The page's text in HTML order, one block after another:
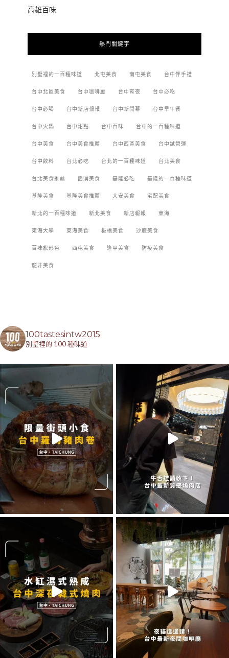
高雄百味
熱門關鍵字
別墅裡的一百種味道 北屯美食 南屯美食 台中伴手禮
台中北區美食 台中咖啡廳 台中宵夜 台中必吃
台中必喝 台中新店報報 台中新開幕 台中早午餐
台中火鍋 台中甜點 台中百味 台中的一百種味道
台中美食 台中美食推薦 台中西區美食 台中試營運
台中飲料 台北必吃 台北的一百種味道 台北美食
台北美食推薦 團購美食 基隆必吃 基隆的一百種味道
基隆美食 基隆美食推薦 大安美食 宅配美食
新北的一百種味道 新北美食 新店報報 東海
東海大學 東海美食 板橋美食 沙鹿美食
百味旅形色 西屯美食 逢甲美食 防疫美食
龍井美食
100tastesintw2015
別墅裡的 100 種味道